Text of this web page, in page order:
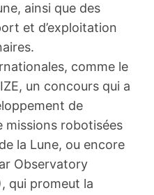
ainsi que des
et d’exploitation
comme le
un concours qui a
de
missions robotisées
la Lune, ou encore
Observatory
qui promeut la